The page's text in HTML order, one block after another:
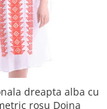
dreapta alba cu
rosu Doina